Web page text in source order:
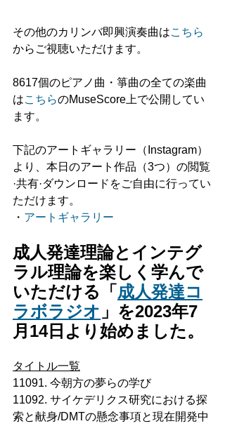
その他のカリンバ即興演奏曲はこちら
からご視聴いただけます。
8617個のピアノ曲・箏曲の全ての楽曲
はこちらのMuseScore上で公開してい
ます。
下記のアートギャラリー（Instagram）
より、本日のアート作品（3つ）の閲覧
·共有·ダウンロードをご自由に行ってい
ただけます。
・ アートギャラリー
成人発達理論とインテグ
ラル理論を楽しく学んで
いただける「成人発達コ
ラボラジオ 」を2023年7
月14日より始めました。
タイトル一覧
11091. 今朝方の夢らの学び
11092. サイケデリクス研究における探
索と献身/DMTの懸念事項と現在開発中